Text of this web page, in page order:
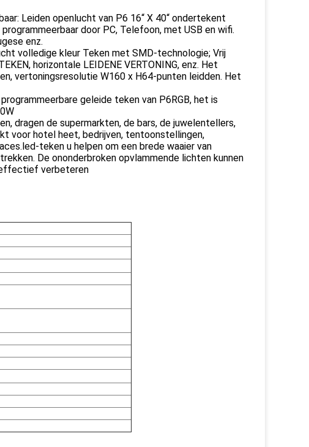
Leiden openlucht van P6 16“ X 40“ ondertekent
door PC, Telefoon, met USB en wifi.
enz.
volledige kleur Teken met SMD-technologie; Vrij
horizontale LEIDENE VERTONING, enz. Het
vertoningsresolutie W160 x H64-punten leidden. Het
geleide teken van P6RGB, het is
dragen de supermarkten, de bars, de juwelentellers,
voor hotel heet, bedrijven, tentoonstellingen,
teken u helpen om een brede waaier van
De ononderbroken opvlammende lichten kunnen
verbeteren